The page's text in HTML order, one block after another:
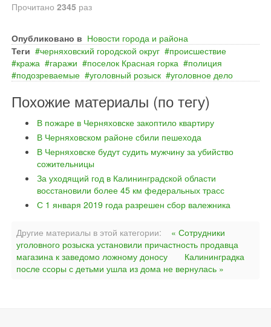
Прочитано 2345 раз
Опубликовано в Новости города и района
Теги
черняховский городской округ
происшествие
кража
гаражи поселок Красная горка
полиция
подозреваемые
уголовный розыск уголовное дело
Похожие материалы (по тегу)
В пожаре в Черняховске закоптило квартиру
В Черняховском районе сбили пешехода
В Черняховске будут судить мужчину за убийство
сожительницы
За уходящий год в Калининградской области
восстановили более 45 км федеральных трасс
С 1 января 2019 года разрешен сбор валежника
Другие материалы в этой категории:
« Сотрудники
уголовного розыска установили причастность продавца
магазина к заведомо ложному доносу
Калининградка
после ссоры с детьми ушла из дома не вернулась »